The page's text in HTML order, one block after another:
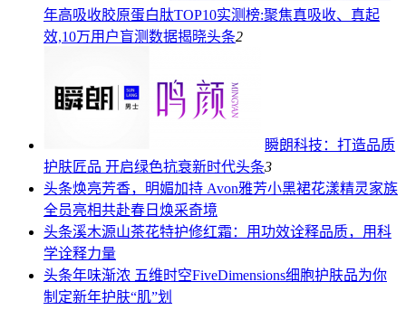
年高吸收胶原蛋白肽TOP10实测榜:聚焦真吸收、真起
效,10万用户盲测数据揭晓头条2
瞬朗科技：打造品质
护肤匠品 开启绿色抗衰新时代头条3
头条焕亮芳香，明媚加持 Avon雅芳小黑裙花漾精灵家族
全员亮相共赴春日焕采奇境
头条溪木源山茶花特护修红霜：用功效诠释品质，用科
学诠释力量
头条年味渐浓 五维时空FiveDimensions细胞护肤品为你
制定新年护肤“肌”划